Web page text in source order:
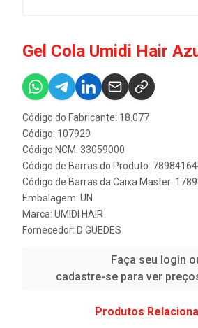
Gel Cola Umidi Hair
Código do Fabricante: 18.077
Código: 107929
Código NCM: 33059000
Código de Barras do Produto:
Código de Barras da Caixa Master:
Embalagem: UN
Marca: UMIDI HAIR
Fornecedor: D GUEDES
Faça seu login
cadastre-se para ver
Produtos